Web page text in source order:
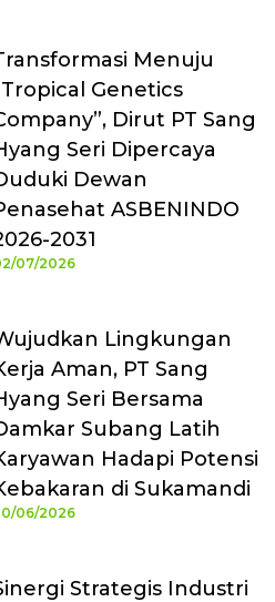
Menuju
Genetics
Dirut PT Sang
Seri Dipercaya
Dewan
ASBENINDO
2031
07/2026
Lingkungan
Aman, PT Sang
Seri Bersama
Subang Latih
Hadapi Potensi
di Sukamandi
06/2026
Strategis Industri